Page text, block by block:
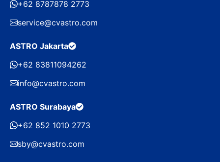
+62 8787878 2773
service@cvastro.com
ASTRO Jakarta
+62 83811094262
info@cvastro.com
ASTRO Surabaya
+62 852 1010 2773
sby@cvastro.com